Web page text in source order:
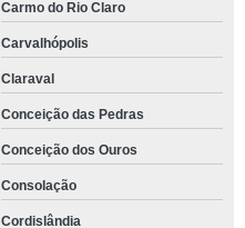
Carmo do Rio Claro
Carvalhópolis
Claraval
Conceição das Pedras
Conceição dos Ouros
Consolação
Cordislândia